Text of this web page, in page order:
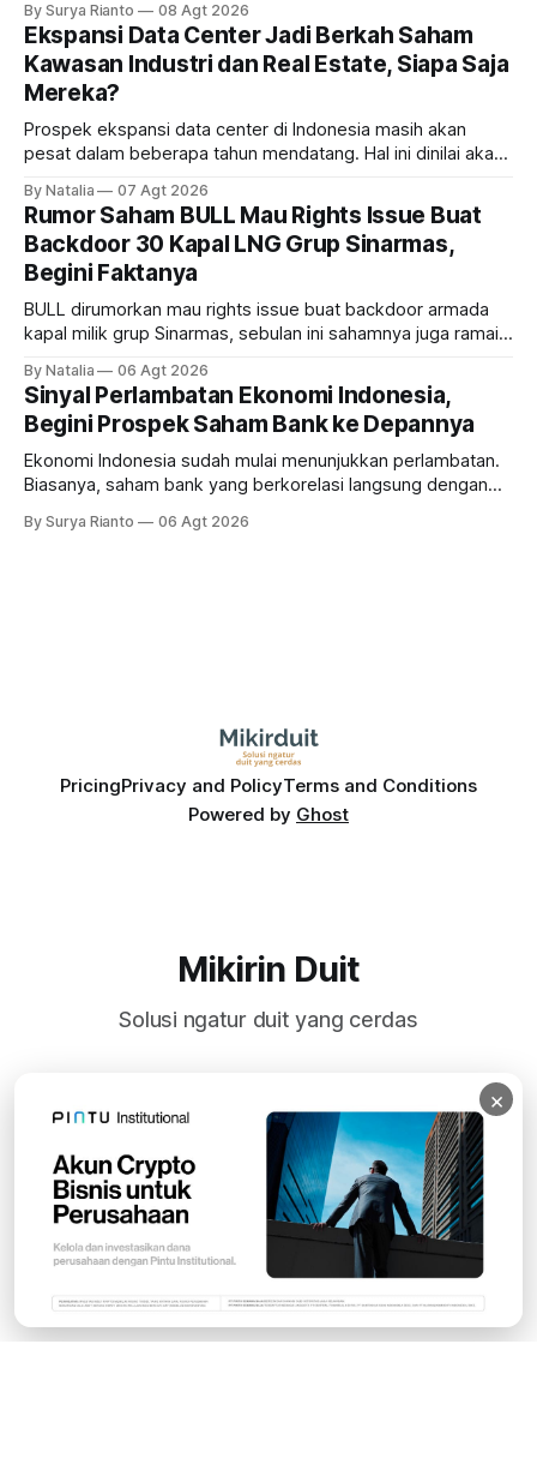
By Surya Rianto 08 Agt 2026
Ekspansi Data Center Jadi Berkah Saham
Kawasan Industri dan Real Estate, Siapa Saja
Mereka?
Prospek ekspansi data center di Indonesia masih akan
pesat dalam beberapa tahun mendatang. Hal ini dinilai akan
estate, ada siapa saja mereka?
By Natalia 07 Agt 2026
Rumor Saham BULL Mau Rights Issue Buat
Backdoor 30 Kapal LNG Grup Sinarmas,
Begini Faktanya
BULL dirumorkan mau rights issue buat backdoor armada
kapal milik grup Sinarmas, sebulan ini sahamnya juga ramai
masih menarik dilirik?
By Natalia 06 Agt 2026
Sinyal Perlambatan Ekonomi Indonesia,
Begini Prospek Saham Bank ke Depannya
Ekonomi Indonesia sudah mulai menunjukkan perlambatan.
Biasanya, saham bank yang berkorelasi langsung dengan
bank ke depannya?
By Surya Rianto 06 Agt 2026
PricingPrivacy and PolicyTerms and Conditions
Powered by Ghost
Mikirin Duit
Solusi ngatur duit yang cerdas
Subscribe
×